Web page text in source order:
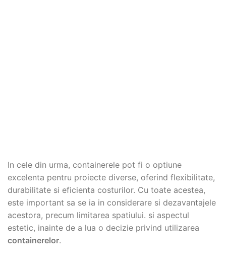
In cele din urma, containerele pot fi o optiune
excelenta pentru proiecte diverse, oferind flexibilitate,
durabilitate si eficienta costurilor. Cu toate acestea,
este important sa se ia in considerare si dezavantajele
acestora, precum limitarea spatiului. si aspectul
estetic, inainte de a lua o decizie privind utilizarea
containerelor.